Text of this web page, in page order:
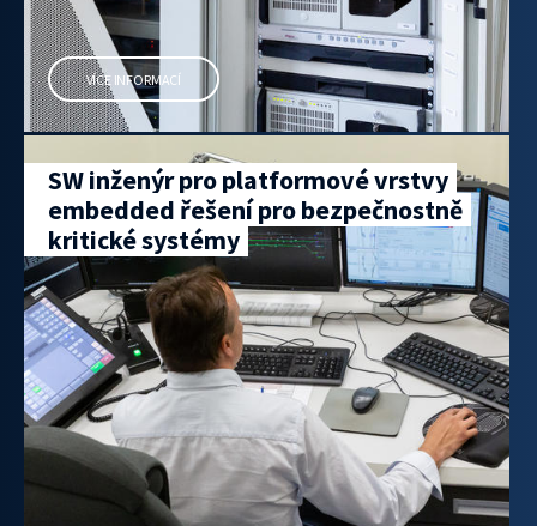
VÍCE INFORMACÍ
SW inženýr pro platformové vrstvy
embedded řešení pro bezpečnostně
kritické systémy